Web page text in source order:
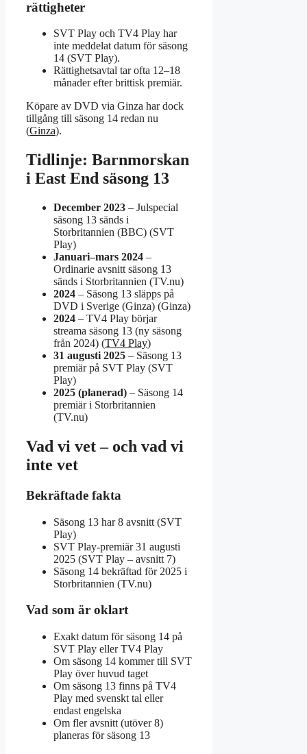
rättigheter
SVT Play och TV4 Play har
inte meddelat datum för säsong
14 (SVT Play).
Rättighetsavtal tar ofta 12–18
månader efter brittisk premiär.
Köpare av DVD via Ginza har dock
tillgång till säsong 14 redan nu
(Ginza).
Tidlinje: Barnmorskan
i East End säsong 13
December 2023 – Julspecial
säsong 13 sänds i
Storbritannien (BBC) (SVT
Play)
Januari–mars 2024 –
Ordinarie avsnitt säsong 13
sänds i Storbritannien (TV.nu)
2024 – Säsong 13 släpps på
DVD i Sverige (Ginza) (Ginza)
2024 – TV4 Play börjar
streama säsong 13 (ny säsong
från 2024) (TV4 Play)
31 augusti 2025 – Säsong 13
premiär på SVT Play (SVT
Play)
2025 (planerad) – Säsong 14
premiär i Storbritannien
(TV.nu)
Vad vi vet – och vad vi
inte vet
Bekräftade fakta
Säsong 13 har 8 avsnitt (SVT
Play)
SVT Play-premiär 31 augusti
2025 (SVT Play – avsnitt 7)
Säsong 14 bekräftad för 2025 i
Storbritannien (TV.nu)
Vad som är oklart
Exakt datum för säsong 14 på
SVT Play eller TV4 Play
Om säsong 14 kommer till SVT
Play över huvud taget
Om säsong 13 finns på TV4
Play med svenskt tal eller
endast engelska
Om fler avsnitt (utöver 8)
planeras för säsong 13